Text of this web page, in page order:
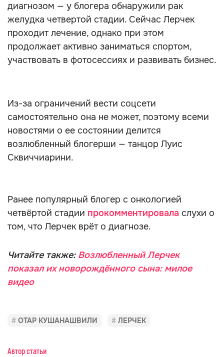
диагнозом — у блогера обнаружили рак
желудка четвертой стадии. Сейчас Лерчек
проходит лечение, однако при этом
продолжает активно заниматься спортом,
участвовать в фотосессиях и развивать бизнес.
Из-за ограничений вести соцсети
самостоятельно она не может, поэтому всеми
новостями о ее состоянии делится
возлюбленный блогерши — танцор Луис
Сквиччиарини.
Ранее популярный блогер с онкологией
четвёртой стадии прокомментировала слухи о
том, что Лерчек врёт о диагнозе.
Читайте также: Возлюбленный Лерчек
показал их новорождённого сына: милое
видео
ОТАР КУШАНАШВИЛИ ЛЕРЧЕК
Автор статьи